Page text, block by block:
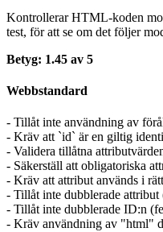
Kontrollerar HTML-koden
test, för att se om det följer
Betyg: 1.45 av 5
Webbstandard
- Tillåt inte användning av
- Kräv att `id` är en giltig
- Validera tillåtna
- Säkerställ att obligatoriska
- Kräv att attribut används i
- Tillåt inte dubblerade attribut
- Tillåt inte dubblerade ID:n
- Kräv användning av "html"